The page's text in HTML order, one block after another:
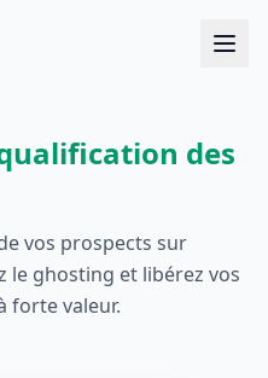
des
vos prospects sur
le ghosting et libérez vos
forte valeur.